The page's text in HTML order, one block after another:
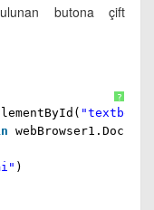
butona çift
?
)